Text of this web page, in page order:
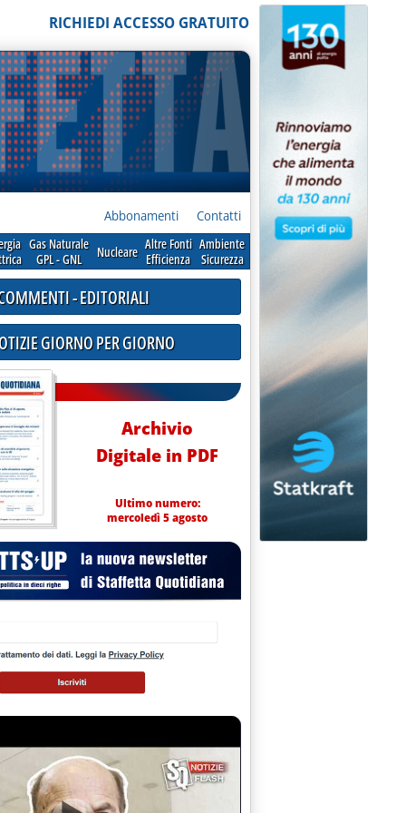
RICHIEDI ACCESSO GRATUITO
Abbonamenti Contatti
Gas Naturale
GPL - GNL
Nucleare Altre Fonti
Efficienza
Ambiente
Sicurezza
- EDITORIALI
GIORNO PER GIORNO
Archivio
Digitale in PDF
Ultimo numero:
mercoledì 5 agosto